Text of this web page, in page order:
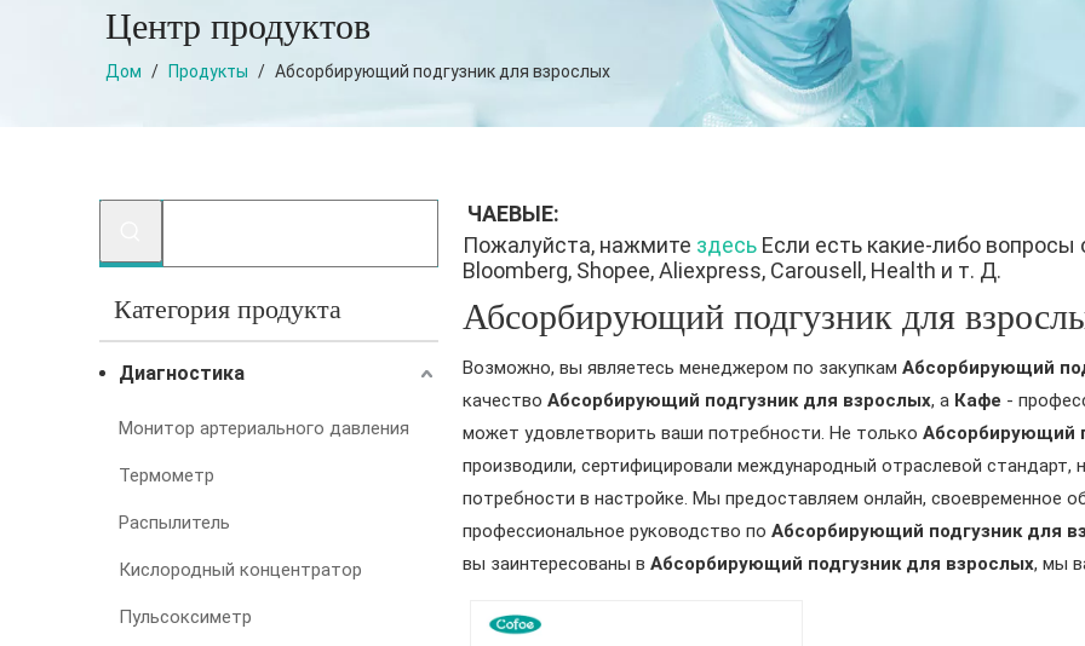
Центр продуктов
Дом / Продукты / Абсорбирующий подгузник для взрослых
Категория продукта
Диагностика
Монитор артериального давления
Термометр
Распылитель
Кислородный концентратор
Пульсоксиметр
ЧАЕВЫЕ:
Пожалуйста, нажмите здесь Если есть какие-либо
Bloomberg, Shopee, Aliexpress, Carousell, Health и т. Д.
Абсорбирующий подгузник для
Возможно, вы являетесь менеджером по закупкам Абсорбирующий
качество Абсорбирующий подгузник для взрослых, а Кафе -
может удовлетворить ваши потребности. Не только Абсорбирующий
производили, сертифицировали международный отраслевой
потребности в настройке. Мы предоставляем онлайн, своевременное
профессиональное руководство по Абсорбирующий подгузник для
вы заинтересованы в Абсорбирующий подгузник для взрослых, мы